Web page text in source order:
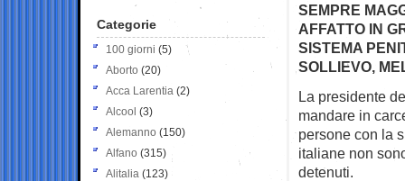
SEMPRE
AFFATTO IN
SISTEMA
SOLLIEVO,
La presidente
mandare in
persone con la
italiane non
detenuti.
Categorie
100 giorni (5)
Aborto (20)
Acca Larentia (2)
Alcool (3)
Alemanno (150)
Alfano (315)
Alitalia (123)